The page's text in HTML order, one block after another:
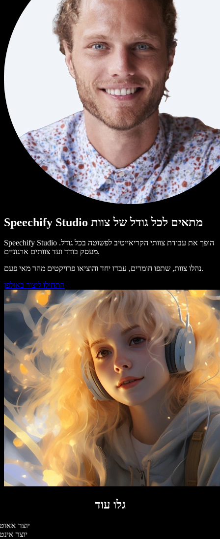
Speechify Studio מתאים לכל גודל של צוות
Speechify Studio הופך את עבודת צוותי הקריאייטיב לפשוטה בכל גודל.
מעסק בודד ועד צוותים ארגוניים.
נהלו צוות, שתפו חומרים, עבדו יחד והוציאו פרויקטים מהר מאי פעם.
התחילו ליצור באולפן
גלו עוד
יוצר
יוצר